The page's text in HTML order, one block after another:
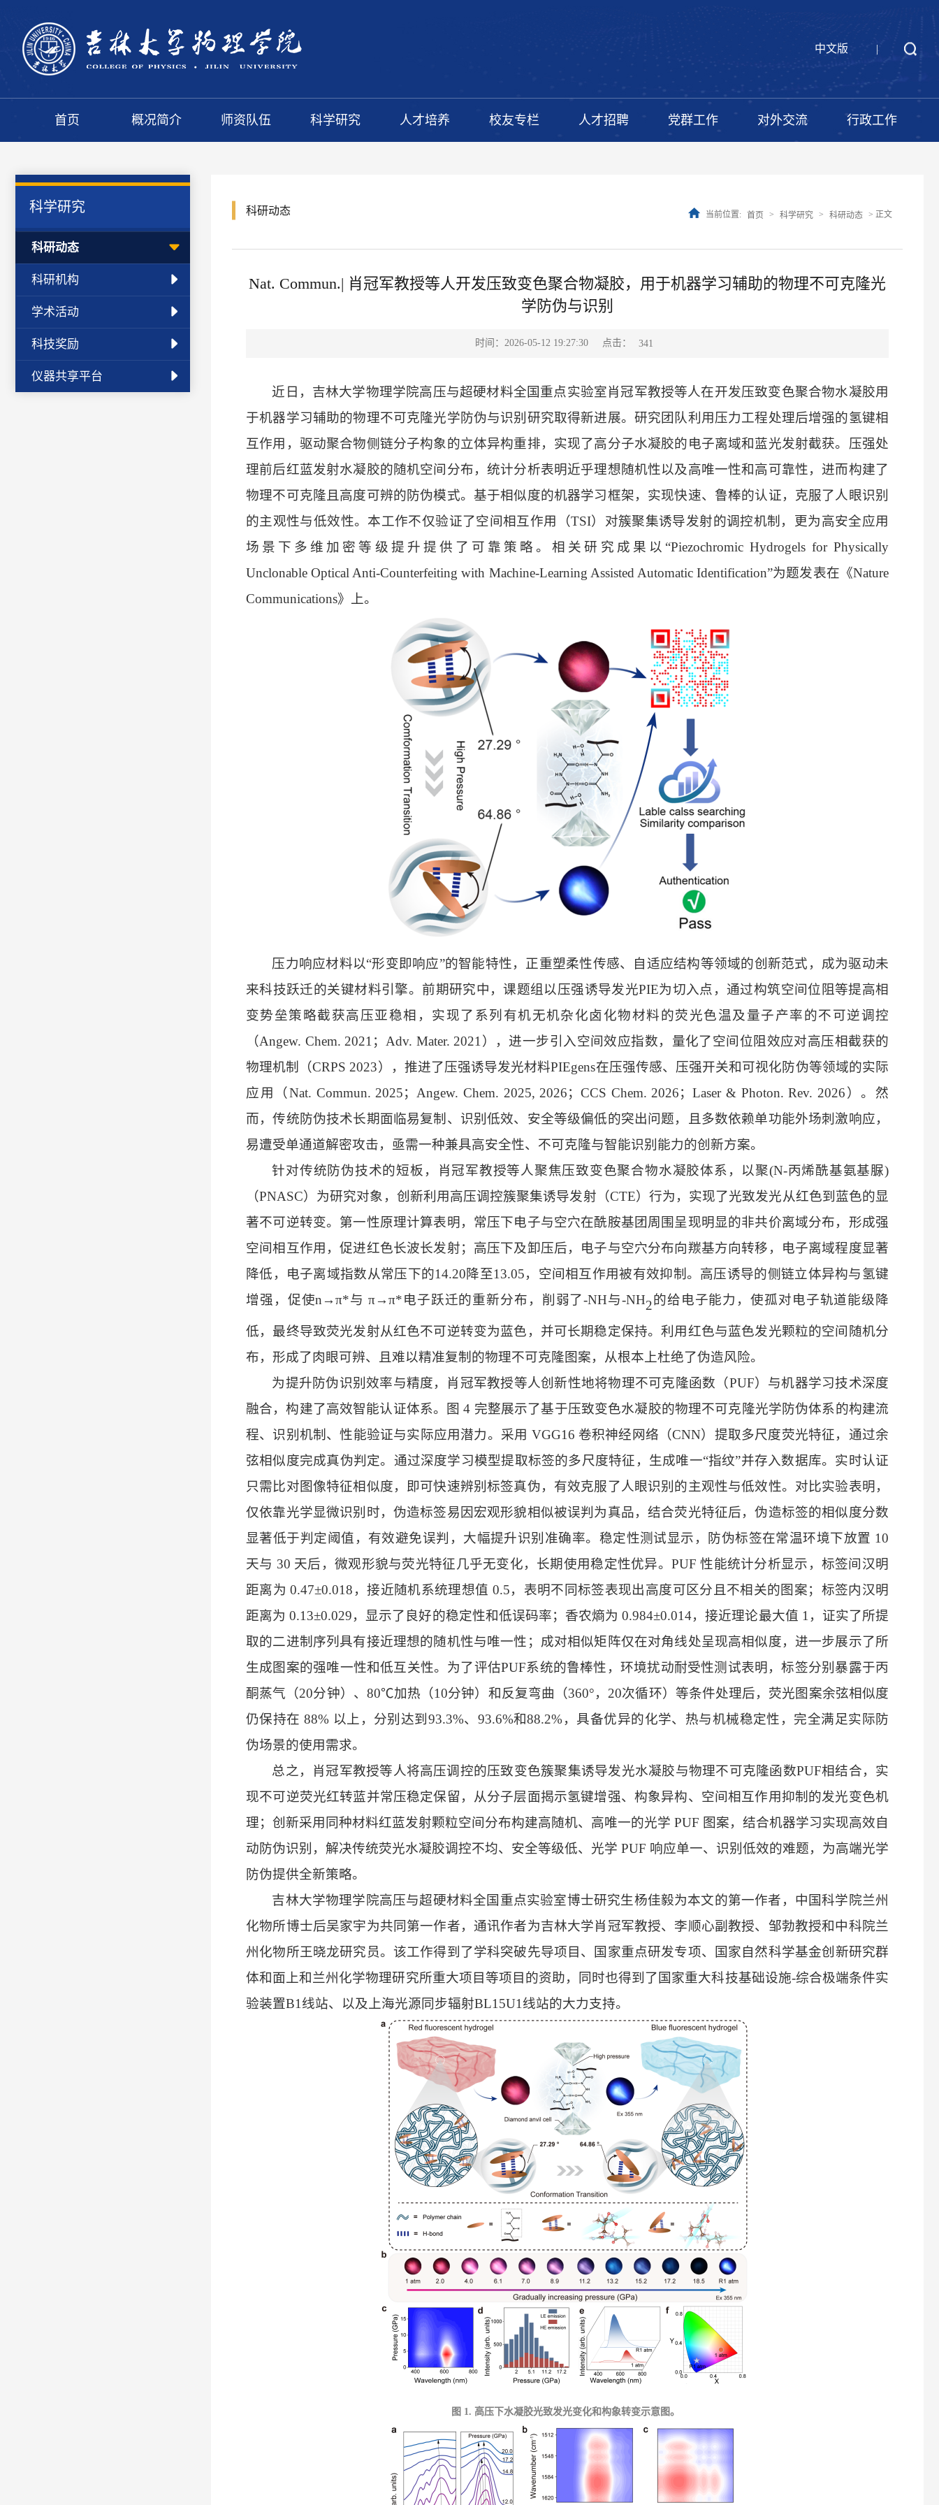
中文版 |
首页 概况简介 师资队伍 科学研究 人才培养 校友专栏 人才招聘 党群工作 对外交流 行政工作
科学研究
科研动态
科研机构
学术活动
科技奖励
仪器共享平台
科研动态 当前位置: 首页 > 科学研究 > 科研动态 > 正文
Nat. Commun.| 肖冠军教授等人开发压致变色聚合物凝胶，用于机器学习辅助的物理不可克隆光
学防伪与识别
时间：2026-05-12 19:27:30 点击： 341
近日， 吉林大学物理学院高压与超硬材料全国重点实验室肖冠军教授等人在开发压致变色聚合物水凝胶用
于机器学习辅助的物理不可克隆光学防伪与识别研究取得新进展。研究团队利用压力工程处理后增强的氢键相
互作用，驱动聚合物侧链分子构象的立体异构重排，实现了高分子水凝胶的电子离域和蓝光发射截获。压强处
理前后红蓝发射水凝胶的随机空间分布，统计分析表明近乎理想随机性以及高唯一性和高可靠性，进而构建了
物理不可克隆且高度可辨的防伪模式。基于相似度的机器学习框架，实现快速、鲁棒的认证，克服了人眼识别
的主观性与低效性。本工作不仅验证了空间相互作用（TSI）对簇聚集诱导发射的调控机制，更为高安全应用
场景下多维加密等级提升提供了可靠策略。相关研究成果以 “Piezochromic Hydrogels for Physically
Unclonable Optical Anti-Counterfeiting with Machine-Learning Assisted Automatic Identification”为题发表在 《Nature
Communications》 上。
压力响应材料以“形变即响应”的智能特性，正重塑柔性传感、自适应结构等领域的创新范式，成为驱动未
来科技跃迁的‌关键材料引擎‌。前期研究中，课题组以压强诱导发光PIE为切入点，通过构筑空间位阻等提高相
变势垒策略截获高压亚稳相，实现了系列有机无机杂化卤化物材料的荧光色温及量子产率的不可逆调控
（Angew. Chem. 2021；Adv. Mater. 2021），进一步引入空间效应指数，量化了空间位阻效应对高压相截获的
物理机制（CRPS 2023），推进了压强诱导发光材料PIEgens在压强传感、压强开关和可视化防伪等领域的实际
应用（Nat. Commun. 2025；Angew. Chem. 2025, 2026；CCS Chem. 2026；Laser & Photon. Rev. 2026）。然
而，传统防伪技术长期面临易复制、识别低效、安全等级偏低的突出问题，且多数依赖单功能外场刺激响应，
易遭受单通道解密攻击，亟需一种兼具高安全性、不可克隆与智能识别能力的创新方案。
针对传统防伪技术的短板，肖冠军教授等人聚焦压致变色聚合物水凝胶体系，以聚(N‑丙烯酰基氨基脲)
（PNASC）为研究对象，创新利用高压调控簇聚集诱导发射（CTE）行为，实现了光致发光从红色到蓝色的显
著不可逆转变。第一性原理计算表明，常压下电子与空穴在酰胺基团周围呈现明显的非共价离域分布，形成强
空间相互作用，促进红色长波长发射；高压下及卸压后，电子与空穴分布向羰基方向转移，电子离域程度显著
降低，电子离域指数从常压下的14.20降至13.05，空间相互作用被有效抑制。高压诱导的侧链立体异构与氢键
增强，促使n→π*与 π→π*电子跃迁的重新分布，削弱了-NH与‑NH2的给电子能力，使孤对电子轨道能级降
低，最终导致荧光发射从红色不可逆转变为蓝色，并可长期稳定保持。利用红色与蓝色发光颗粒的空间随机分
布，形成了肉眼可辨、且难以精准复制的物理不可克隆图案，从根本上杜绝了伪造风险。
为提升防伪识别效率与精度，肖冠军教授等人创新性地将物理不可克隆函数（PUF）与机器学习技术深度
融合，构建了高效智能认证体系。图 4 完整展示了基于压致变色水凝胶的物理不可克隆光学防伪体系的构建流
程、识别机制、性能验证与实际应用潜力。采用 VGG16 卷积神经网络（CNN）提取多尺度荧光特征，通过余
弦相似度完成真伪判定。通过深度学习模型提取标签的多尺度特征，生成唯一“指纹”并存入数据库。实时认证
只需比对图像特征相似度，即可快速辨别标签真伪，有效克服了人眼识别的主观性与低效性。 对比实验表明，
仅依靠光学显微识别时，伪造标签易因宏观形貌相似被误判为真品，结合荧光特征后，伪造标签的相似度分数
显著低于判定阈值，有效避免误判，大幅提升识别准确率。稳定性测试显示，防伪标签在常温环境下放置 10
天与 30 天后，微观形貌与荧光特征几乎无变化，长期使用稳定性优异。PUF 性能统计分析显示，标签间汉明
距离为 0.47±0.018，接近随机系统理想值 0.5，表明不同标签表现出高度可区分且不相关的图案；标签内汉明
距离为 0.13±0.029，显示了良好的稳定性和低误码率；香农熵为 0.984±0.014，接近理论最大值 1，证实了所提
取的二进制序列具有接近理想的随机性与唯一性；成对相似矩阵仅在对角线处呈现高相似度，进一步展示了所
生成图案的强唯一性和低互关性。为了评估PUF系统的鲁棒性，环境扰动耐受性测试表明，标签分别暴露于丙
酮蒸气（20分钟）、80℃加热（10分钟）和反复弯曲（360°，20次循环）等条件处理后，荧光图案余弦相似度
仍保持在 88% 以上，分别达到93.3%、93.6%和88.2%，具备优异的化学、热与机械稳定性，完全满足实际防
伪场景的使用需求。
总之，肖冠军教授等人将高压调控的压致变色簇聚集诱导发光水凝胶与物理不可克隆函数PUF相结合，实
现不可逆荧光红转蓝并常压稳定保留，从分子层面揭示氢键增强、构象异构、空间相互作用抑制的发光变色机
理；创新采用同种材料红蓝发射颗粒空间分布构建高随机、高唯一的光学 PUF 图案，结合机器学习实现高效自
动防伪识别，解决传统荧光水凝胶调控不均、安全等级低、光学 PUF 响应单一、识别低效的难题，为高端光学
防伪提供全新策略。
吉林大学物理学院高压与超硬材料全国重点实验室博士研究生杨佳毅为本文的第一作者， 中国科学院兰州
化物所博士后吴家宇为共同第一作者，通讯作者为吉林大学肖冠军教授、李顺心副教授、邹勃教授和中科院兰
州化物所王晓龙研究员。该工作得到了学科突破先导项目、国家重点研发专项、国家自然科学基金创新研究群
体和面上和兰州化学物理研究所重大项目等项目的资助，同时也得到了国家重大科技基础设施-综合极端条件实
验装置B1线站、 以及上海光源同步辐射BL15U1线站的大力支持。
图 1. 高压下水凝胶光致发光变化和构象转变示意图。